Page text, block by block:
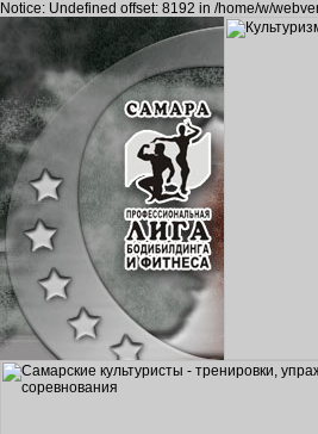
Notice: Undefined offset: 8192 in /home/w/